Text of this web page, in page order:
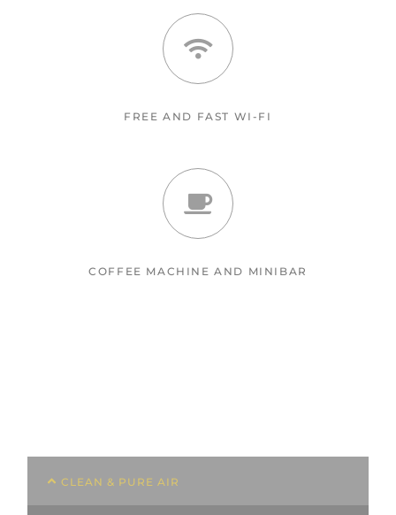
FREE AND FAST WI-FI
COFFEE MACHINE AND MINIBAR
CLEAN & PURE AIR